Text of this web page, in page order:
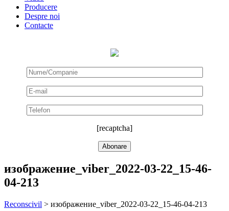
Producere
Despre noi
Contacte
[recaptcha]
изображение_viber_2022-03-22_15-46-
04-213
Reconscivil > изображение_viber_2022-03-22_15-46-04-213